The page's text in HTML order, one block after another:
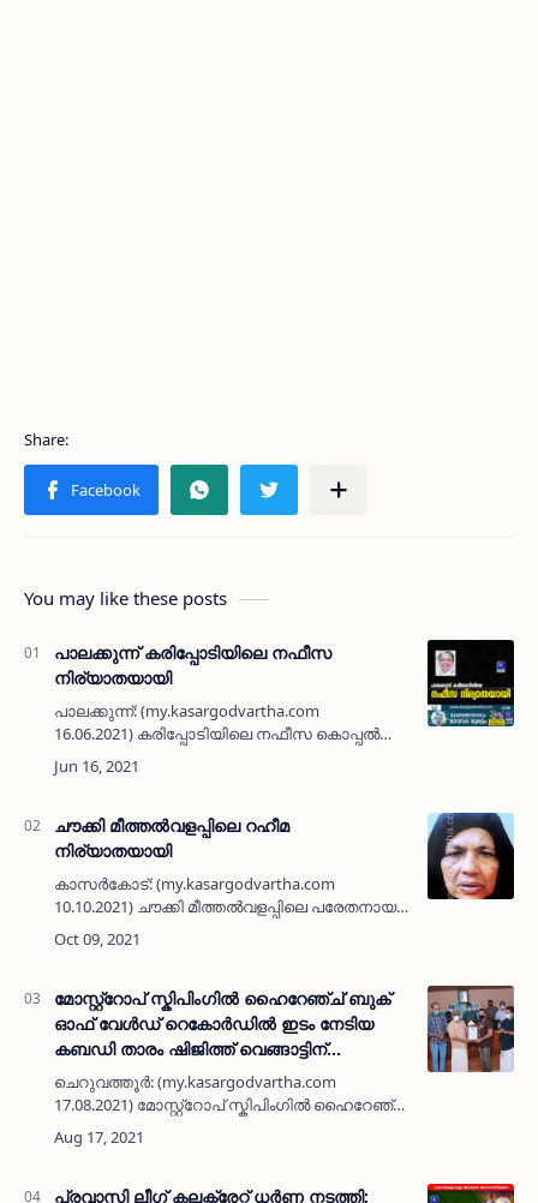
You may like these posts
പാലക്കുന്ന് കരിപ്പോടിയിലെ നഫീസ
നിര്യാതയായി
പാലക്കുന്ന്: (my.kasargodvartha.com
16.06.2021) കരിപ്പോടിയിലെ നഫീസ കൊപ്പൽ
(67)നിര്യാതയായി. പരേതനായ സിങ്കപ്പൂർ
മജീദാണ് ഭർത്താവ്.മക്കൾ: അശ്‌റഫ് കരിപ്പൊടി
ചൗക്കി മീത്തല്‍വളപ്പിലെ റഹീമ
നിര്യാതയായി
കാസര്‍കോട്: (my.kasargodvartha.com
10.10.2021) ചൗക്കി മീത്തല്‍വളപ്പിലെ പരേതനായ
അബദുല്‍ റഹ്മാന്റെ ഭാര്യ റഹീമ നിര്യാതയായി.
മക്കള്‍: ഖാസിം ഉപ്പള, ബശീര്‍ ഉപ്പള, റിയാസ്
മോസ്റ്റ്റോപ് സ്കിപിംഗിൽ ഹൈറേഞ്ച് ബുക്
ഓഫ് വേൾഡ് റെകോർഡിൽ ഇടം നേടിയ
കബഡി താരം ഷിജിത്ത് വെങ്ങാട്ടിന്
അനുമോദനം
ചെറുവത്തൂർ: (my.kasargodvartha.com
17.08.2021) മോസ്റ്റ്റോപ് സ്കിപിംഗിൽ ഹൈറേഞ്ച്
ബുക് ഓഫ് വേൾഡ് റെകോർഡിൽ ഇടം നേടിയ
കബഡി താരം ഷിജിത്ത് വെങ്ങാട്ടിന് എം
പ്രവാസി ലീഗ് കലക്ട്രേറ്റ് ധർണ നടത്തി;